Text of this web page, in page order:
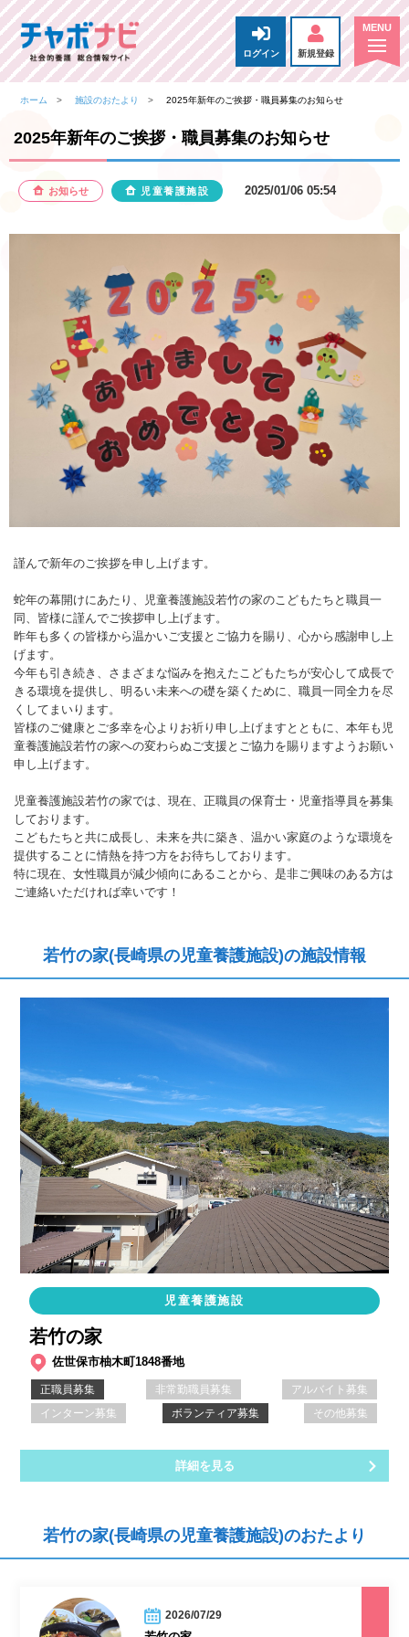
ログイン 新規登録
ホーム 施設のおたより 2025年新年のご挨拶・職員募集のお知らせ
2025年新年のご挨拶・職員募集のお知らせ
お知らせ 児童養護施設 2025/01/06 05:54
謹んで新年のご挨拶を申し上げます。
蛇年の幕開けにあたり、児童養護施設若竹の家のこどもたちと職員一
同、皆様に謹んでご挨拶申し上げます。
昨年も多くの皆様から温かいご支援とご協力を賜り、心から感謝申し上
げます。
今年も引き続き、さまざまな悩みを抱えたこどもたちが安心して成長で
きる環境を提供し、明るい未来への礎を築くために、職員一同全力を尽
くしてまいります。
皆様のご健康とご多幸を心よりお祈り申し上げますとともに、本年も児
童養護施設若竹の家への変わらぬご支援とご協力を賜りますようお願い
申し上げます。
児童養護施設若竹の家では、現在、正職員の保育士・児童指導員を募集
しております。
こどもたちと共に成長し、未来を共に築き、温かい家庭のような環境を
提供することに情熱を持つ方をお待ちしております。
特に現在、女性職員が減少傾向にあることから、是非ご興味のある方は
ご連絡いただければ幸いです！
若竹の家(長崎県の児童養護施設)の施設情報
児童養護施設
若竹の家
佐世保市柚木町1848番地
正職員募集 非常勤職員募集
アルバイト募集
インターン募集
ボランティア募集 その他募集
詳細を見る
若竹の家(長崎県の児童養護施設)のおたより
2026/07/29